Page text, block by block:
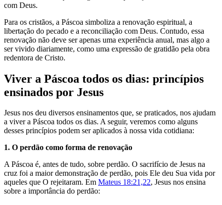
com Deus.
Para os cristãos, a Páscoa simboliza a renovação espiritual, a
libertação do pecado e a reconciliação com Deus. Contudo, essa
renovação não deve ser apenas uma experiência anual, mas algo a
ser vivido diariamente, como uma expressão de gratidão pela obra
redentora de Cristo.
Viver a Páscoa todos os dias: princípios
ensinados por Jesus
Jesus nos deu diversos ensinamentos que, se praticados, nos ajudam
a viver a Páscoa todos os dias. A seguir, veremos como alguns
desses princípios podem ser aplicados à nossa vida cotidiana:
1. O perdão como forma de renovação
A Páscoa é, antes de tudo, sobre perdão. O sacrifício de Jesus na
cruz foi a maior demonstração de perdão, pois Ele deu Sua vida por
aqueles que O rejeitaram. Em Mateus 18:21,22, Jesus nos ensina
sobre a importância do perdão: